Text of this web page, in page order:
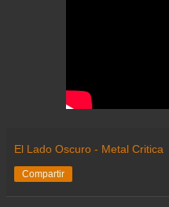
El Lado Oscuro - Metal Critica
Compartir